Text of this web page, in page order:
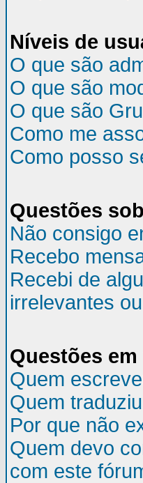
Níveis de
O que são
O que são
O que são
Como me
Como posso
Questões
Não consigo
Recebo
Recebi de
irrelevantes
Questões
Quem
Quem
Por que não
Quem devo
com este